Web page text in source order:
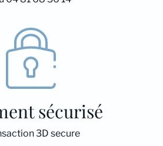
sécurisé
3D secure